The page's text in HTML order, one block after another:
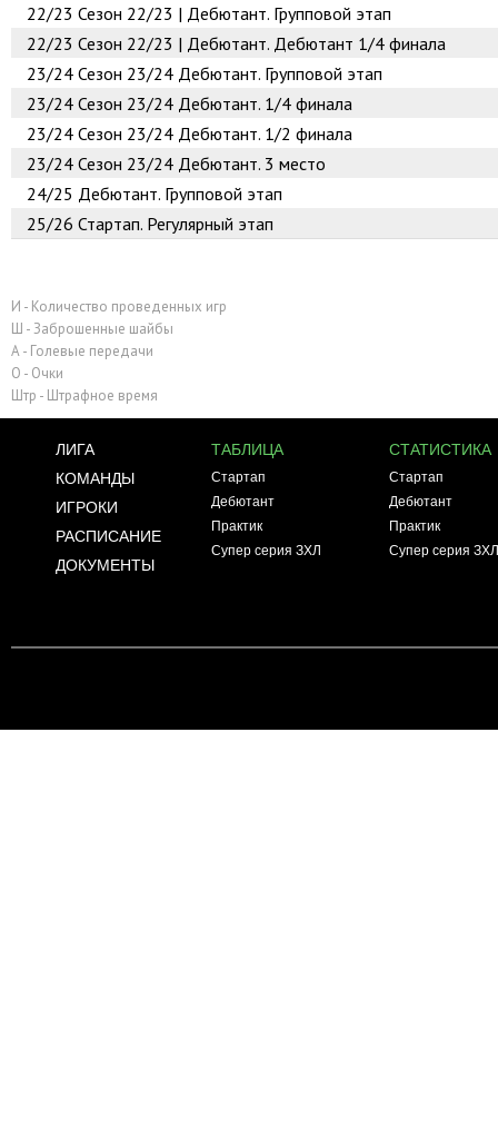
22/23 Сезон 22/23 | Дебютант. Групповой этап
22/23 Сезон 22/23 | Дебютант. Дебютант 1/4 финала
23/24 Сезон 23/24 Дебютант. Групповой этап
23/24 Сезон 23/24 Дебютант. 1/4 финала
23/24 Сезон 23/24 Дебютант. 1/2 финала
23/24 Сезон 23/24 Дебютант. 3 место
24/25 Дебютант. Групповой этап
25/26 Стартап. Регулярный этап
И - Количество проведенных игр
Ш - Заброшенные шайбы
А - Голевые передачи
О - Очки
Штр - Штрафное время
ЛИГА
КОМАНДЫ
ТАБЛИЦА
Стартап
Дебютант
Практик
Супер серия ЗХЛ
СТАТИСТИКА
Стартап
Дебютант
Практик
Супер серия ЗХЛ
ИГРОКИ
РАСПИСАНИЕ
ДОКУМЕНТЫ